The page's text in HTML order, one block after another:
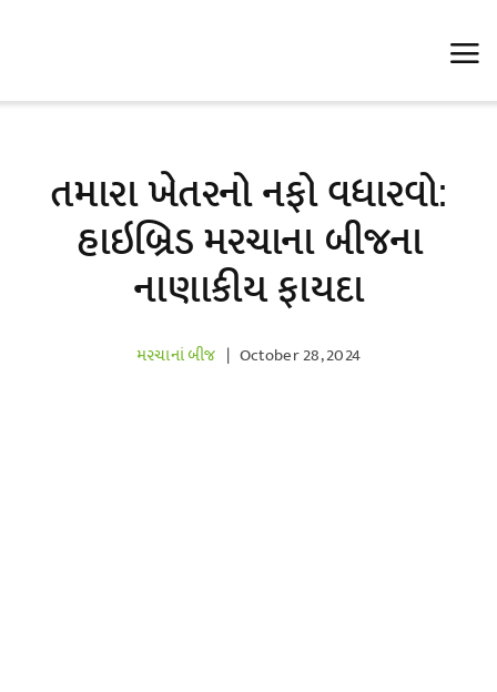
તમારા ખેતરનો નફો વધારવો:
હાઇબ્રિડ મરચાના બીજના
નાણાકીય ફાયદા
મરચાનાં બીજ | October 28, 2024